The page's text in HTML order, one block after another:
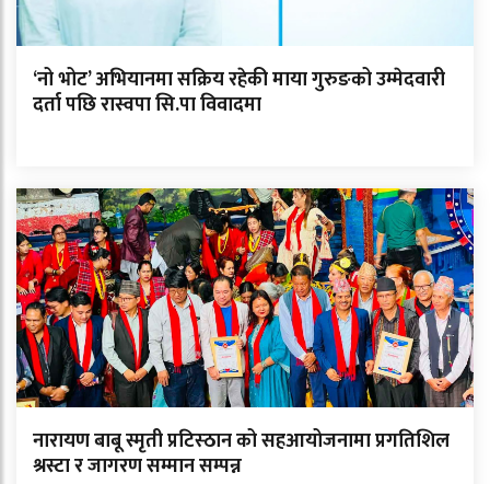
‘नो भोट’ अभियानमा सक्रिय रहेकी माया गुरुङको उम्मेदवारी
दर्ता पछि रास्वपा सि.पा विवादमा
नारायण बाबू स्मृती प्रटिस्ठान को सहआयोजनामा प्रगतिशिल
श्रस्टा र जागरण सम्मान सम्पन्न